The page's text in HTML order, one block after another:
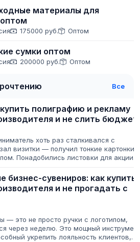
материалы для
175000 руб. Оптом
сумки оптом
200000 руб. Оптом
Все
полиграфию и рекламу
и не слить бюджет
хоть раз сталкивался с
визитки — получил тонкие картонки с
Понадобились листовки для акции
распродажи....
бизнес-сувениров: как купить
и не прогадать с
— это не просто ручки с логотипом,
через неделю. Это мощный инструмент
укрепить лояльность клиентов,